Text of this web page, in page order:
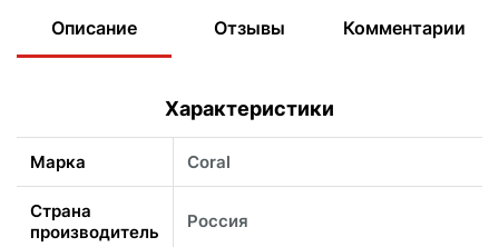
Описание Отзывы Комментарии
Характеристики
Марка Coral
Страна
производитель
Россия